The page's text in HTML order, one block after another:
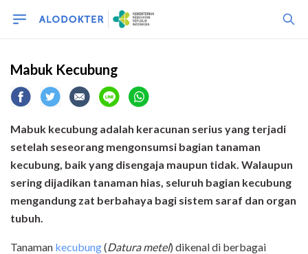
Mabuk Kecubung
Mabuk kecubung adalah keracunan serius yang terjadi
setelah seseorang mengonsumsi bagian tanaman
kecubung, baik yang disengaja maupun tidak. Walaupun
sering dijadikan tanaman hias, seluruh bagian kecubung
mengandung zat berbahaya bagi sistem saraf dan organ
tubuh.
Tanaman kecubung(Datura metel) dikenal di berbagai